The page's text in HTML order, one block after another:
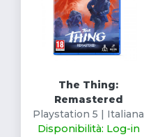
The Thing:
Remastered
Playstation 5 | Italiana
Disponibilità: Log-in